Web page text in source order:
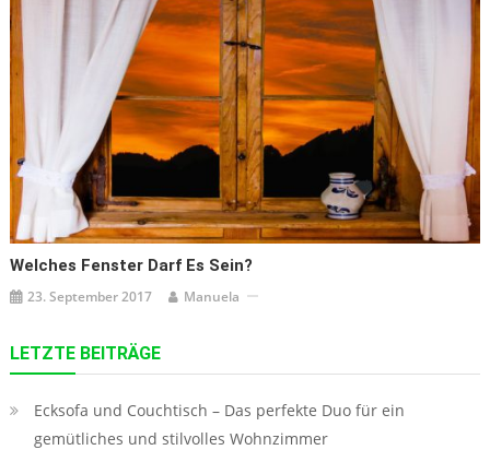
Welches Fenster Darf Es Sein?
23. September 2017 Manuela
LETZTE BEITRÄGE
Ecksofa und Couchtisch – Das perfekte Duo für ein
gemütliches und stilvolles Wohnzimmer